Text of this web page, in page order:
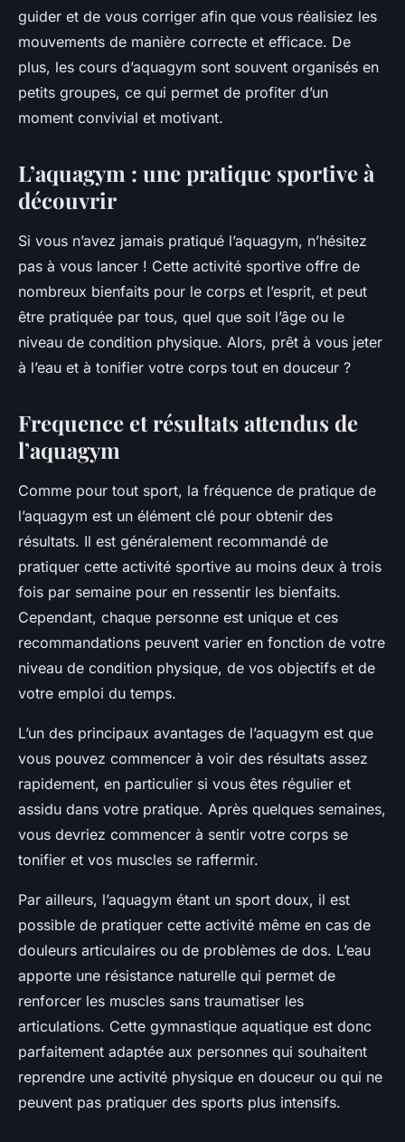
guider et de vous corriger afin que vous réalisiez les
mouvements de manière correcte et efficace. De
plus, les cours d’aquagym sont souvent organisés en
petits groupes, ce qui permet de profiter d’un
moment convivial et motivant.
L’aquagym : une pratique sportive à
découvrir
Si vous n’avez jamais pratiqué l’aquagym, n’hésitez
pas à vous lancer ! Cette activité sportive offre de
nombreux bienfaits pour le corps et l’esprit, et peut
être pratiquée par tous, quel que soit l’âge ou le
niveau de condition physique. Alors, prêt à vous jeter
à l’eau et à tonifier votre corps tout en douceur ?
Frequence et résultats attendus de
l’aquagym
Comme pour tout sport, la fréquence de pratique de
l’aquagym est un élément clé pour obtenir des
résultats. Il est généralement recommandé de
pratiquer cette activité sportive au moins deux à trois
fois par semaine pour en ressentir les bienfaits.
Cependant, chaque personne est unique et ces
recommandations peuvent varier en fonction de votre
niveau de condition physique, de vos objectifs et de
votre emploi du temps.
L’un des principaux avantages de l’aquagym est que
vous pouvez commencer à voir des résultats assez
rapidement, en particulier si vous êtes régulier et
assidu dans votre pratique. Après quelques semaines,
vous devriez commencer à sentir votre corps se
tonifier et vos muscles se raffermir.
Par ailleurs, l’aquagym étant un sport doux, il est
possible de pratiquer cette activité même en cas de
douleurs articulaires ou de problèmes de dos. L’eau
apporte une résistance naturelle qui permet de
renforcer les muscles sans traumatiser les
articulations. Cette gymnastique aquatique est donc
parfaitement adaptée aux personnes qui souhaitent
reprendre une activité physique en douceur ou qui ne
peuvent pas pratiquer des sports plus intensifs.